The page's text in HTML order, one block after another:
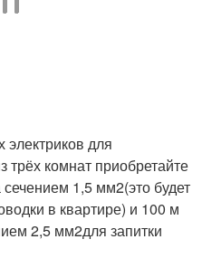
для
трёх комнат приобретайте
сечением 1,5 мм2(это будет
в квартире) и 100 м
2,5 мм2для запитки